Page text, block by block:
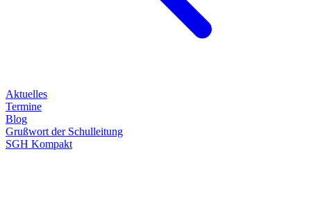
Aktuelles
Termine
Blog
Grußwort der Schulleitung
SGH Kompakt